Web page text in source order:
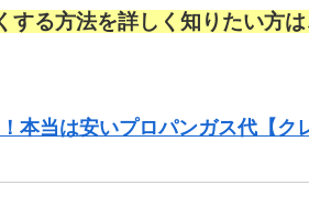
する方法を詳しく知りたい方
本当は安いプロパンガス代【ク